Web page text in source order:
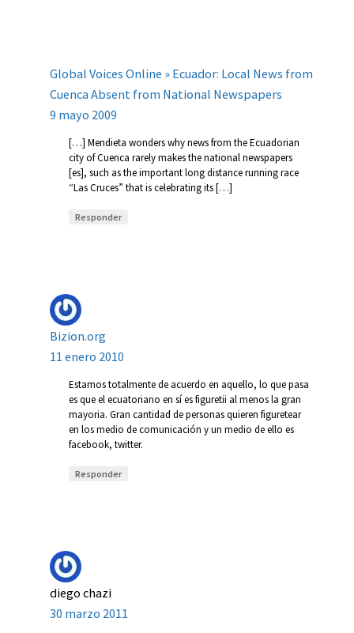
Global Voices Online » Ecuador: Local News from
Cuenca Absent from National Newspapers
9 mayo 2009
[…] Mendieta wonders why news from the Ecuadorian
city of Cuenca rarely makes the national newspapers
[es], such as the important long distance running race
“Las Cruces” that is celebrating its […]
Responder
Bizion.org
11 enero 2010
Estamos totalmente de acuerdo en aquello, lo que pasa
es que el ecuatoriano en sí es figuretii al menos la gran
mayoria. Gran cantidad de personas quieren figuretear
en los medio de comunicación y un medio de ello es
facebook, twitter.
Responder
diego chazi
30 marzo 2011